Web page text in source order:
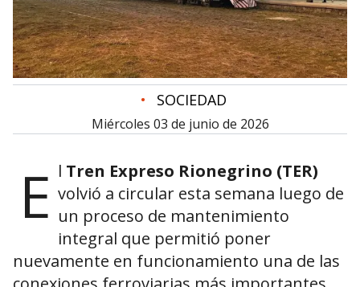
• SOCIEDAD
miércoles 03 de junio de 2026
E l Tren Expreso Rionegrino (TER)
volvió a circular esta semana luego de
un proceso de mantenimiento
integral que permitió poner
nuevamente en funcionamiento una de las